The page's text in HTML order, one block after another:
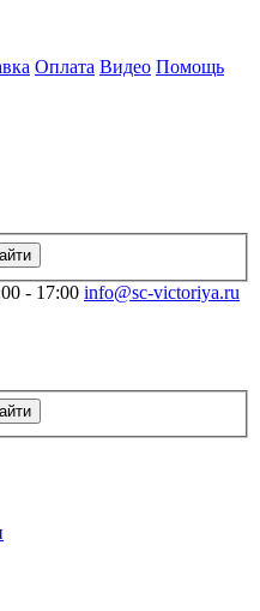
Оплата Видео Помощь
- 17:00 info@sc-victoriya.ru